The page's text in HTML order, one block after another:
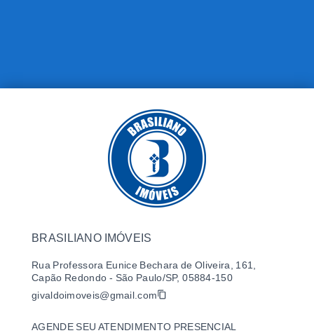
BRASILIANO IMÓVEIS
Rua Professora Eunice Bechara de Oliveira, 161,
Capão Redondo - São Paulo/SP, 05884-150
givaldoimoveis@gmail.com
AGENDE SEU ATENDIMENTO PRESENCIAL